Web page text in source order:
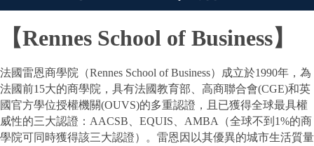
【Rennes School of Business】
法國雷恩商學院（Rennes School of Business）成立於1990年，為
法國前15大的商學院，具有法國教育部、高商聯合會(CGE)和英
國官方學位授權機關(OUVS)的多重認證，且已獲得全球最具權
威性的三大認證：AACSB、EQUIS、AMBA（全球不到1%的商
學院可同時獲得該三大認證）。雷恩因以其優異的城市生活質量